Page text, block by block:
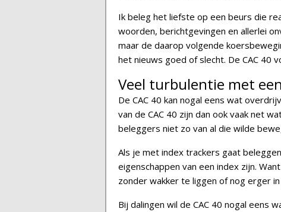
Ik beleg het liefste op een beurs die
woorden, berichtgevingen en allerlei
maar de daarop volgende
het nieuws goed of slecht. De CAC 40
Veel turbulentie met
De CAC 40 kan nogal eens wat
van de CAC 40 zijn dan ook vaak net
beleggers niet zo van al die wilde
Als je met index trackers gaat
eigenschappen van een index zijn.
zonder wakker te liggen of nog erger
Bij dalingen wil de CAC 40 nogal eens